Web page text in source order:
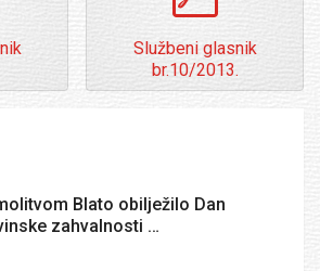
Službeni glasnik
br.10/2013.
Blato obilježilo Dan
zahvalnosti …